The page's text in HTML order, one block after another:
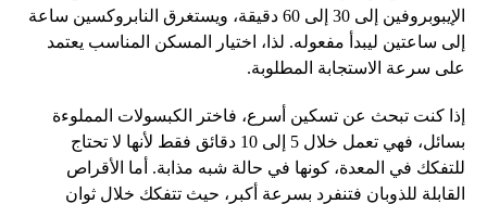
الإيبوبروفين إلى 30 إلى 60 دقيقة، ويستغرق النابروكسين ساعة
إلى ساعتين ليبدأ مفعوله. لذا، اختيار المسكن المناسب يعتمد
على سرعة الاستجابة المطلوبة.
إذا كنت تبحث عن تسكين أسرع، فاختر الكبسولات المملوءة
بسائل، فهي تعمل خلال 5 إلى 10 دقائق فقط لأنها لا تحتاج
للتفكك في المعدة، كونها في حالة شبه مذابة. أما الأقراص
القابلة للذوبان فتنفرد بسرعة أكبر، حيث تتفكك خلال ثوان